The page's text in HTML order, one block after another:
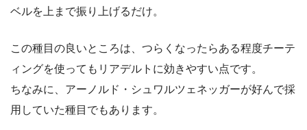
ベルを上まで振り上げるだけ。
この種目の良いところは、つらくなったらある程度チーテ
ィングを使ってもリアデルトに効きやすい点です。
ちなみに、アーノルド・シュワルツェネッガーが好んで採
用していた種目でもあります。